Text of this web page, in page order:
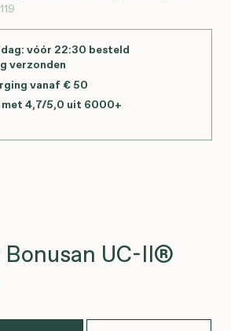
vóór 22:30 besteld
verzonden
vanaf € 50
met 4,7/5,0 uit 6000+
Bonusan UC-II®